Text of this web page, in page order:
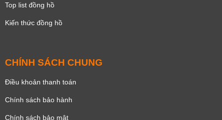
Top list đồng hồ
Kiến thức đồng hồ
CHÍNH SÁCH CHUNG
Điều khoản thanh toán
Chính sách bảo hành
Chính sách bảo mật